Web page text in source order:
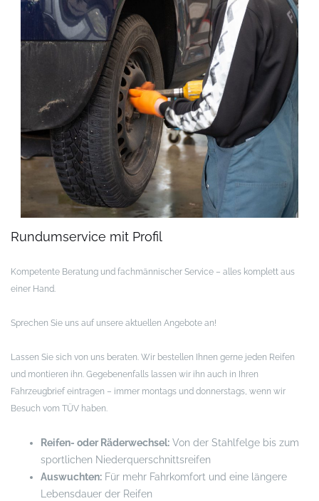
Rundumservice mit Profil
Kompetente Beratung und fachmännischer Service – alles komplett aus
einer Hand.
Sprechen Sie uns auf unsere aktuellen Angebote an!
Lassen Sie sich von uns beraten. Wir bestellen Ihnen gerne jeden Reifen
und montieren ihn. Gegebenenfalls lassen wir ihn auch in Ihren
Fahrzeugbrief eintragen – immer montags und donnerstags, wenn wir
Besuch vom TÜV haben.
Reifen- oder Räderwechsel: Von der Stahlfelge bis zum
sportlichen Niederquerschnittsreifen
Auswuchten: Für mehr Fahrkomfort und eine längere
Lebensdauer der Reifen